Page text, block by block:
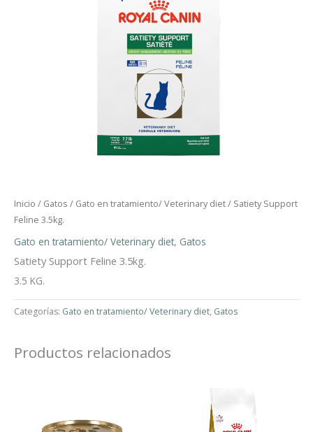
Inicio / Gatos / Gato en tratamiento/ Veterinary diet/ Satiety Support
Feline 3.5kg.
Gato en tratamiento/ Veterinary diet, Gatos
Satiety Support Feline 3.5kg.
3.5 KG.
Categorías: Gato en tratamiento/ Veterinary diet, Gatos
Productos relacionados